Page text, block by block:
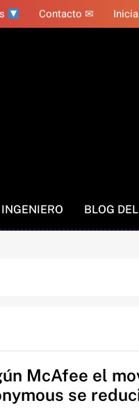
Contacto ✉
BLOG
McAfee el
se